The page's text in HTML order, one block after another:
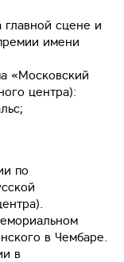
сцене и
имени
«Московский
центра):
по
в Чембаре.
в